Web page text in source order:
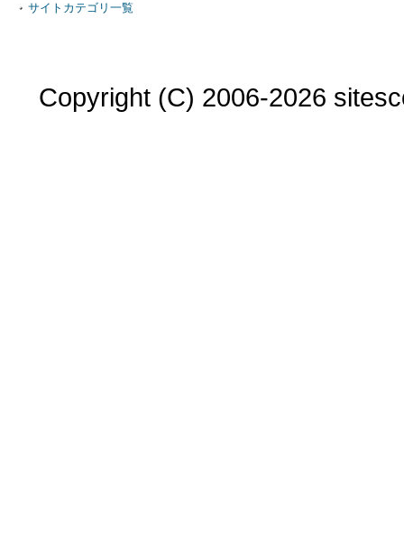
サイトカテゴリ一覧
Copyright (C) 2006-2026